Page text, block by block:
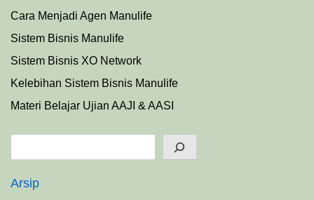
Cara Menjadi Agen Manulife
Sistem Bisnis Manulife
Sistem Bisnis XO Network
Kelebihan Sistem Bisnis Manulife
Materi Belajar Ujian AAJI & AASI
Arsip